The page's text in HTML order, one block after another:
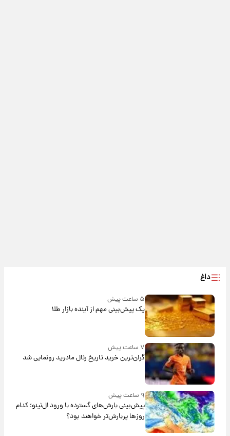
داغ
۵ ساعت پیش
یک پیش‌بینی مهم از آینده بازار طلا
۷ ساعت پیش
گران‌ترین خرید تاریخ رئال مادرید رونمایی شد
۹ ساعت پیش
پیش‌بینی بارش‌های گسترده با ورود ال‌نینو؛ کدام
روزها پربارش‌تر خواهند بود؟